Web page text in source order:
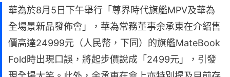
華為於8月5日下午舉行「尊界時代旗艦MPV及華為
全場景新品發佈會」，華為常務董事余承東在介紹售
價高達24999元（人民幣，下同）的旗艦MateBook
Fold時出現口誤，將起步價說成「2499元」，引發